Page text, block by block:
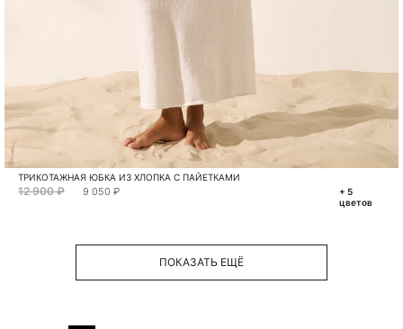
ТРИКОТАЖНАЯ ЮБКА ИЗ ХЛОПКА С ПАЙЕТКАМИ
12 900 ₽ 9 050 ₽
+ 5
цветов
ПОКАЗАТЬ ЕЩЁ